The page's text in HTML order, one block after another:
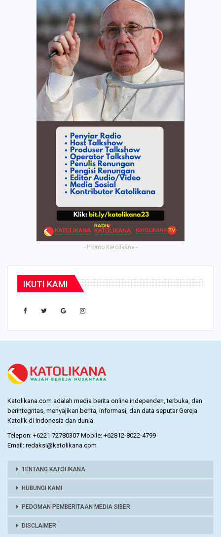
- Promo Katolikana -
IKUTI KAMI
Katolikana.com adalah media berita online independen, terbuka, dan
berintegritas, menyajikan berita, informasi, dan data seputar Gereja
Katolik di Indonesia dan dunia.
Telepon: +6221 72780307 Mobile: +62812-8022-4799
Email: redaksi@katolikana.com
TENTANG KATOLIKANA
HUBUNGI KAMI
PEDOMAN PEMBERITAAN MEDIA SIBER
DISCLAIMER